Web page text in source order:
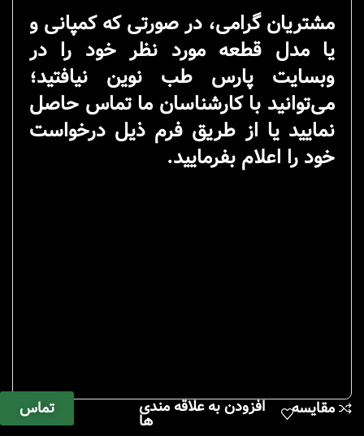
مشتریان گرامی، در صورتی که کمپانی و
یا مدل قطعه مورد نظر خود را در
وبسایت پارس طب نوین نیافتید؛
می‌توانید با کارشناسان ما تماس حاصل
نمایید یا از طریق فرم ذیل درخواست
خود را اعلام بفرمایید.
مقایسه افزودن به علاقه مندی
ها
تماس